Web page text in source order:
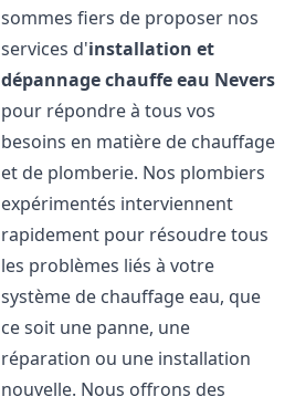
sommes fiers de proposer nos
services d'installation et
dépannage chauffe eau Nevers
pour répondre à tous vos
besoins en matière de chauffage
et de plomberie. Nos plombiers
expérimentés interviennent
rapidement pour résoudre tous
les problèmes liés à votre
système de chauffage eau, que
ce soit une panne, une
réparation ou une installation
nouvelle. Nous offrons des